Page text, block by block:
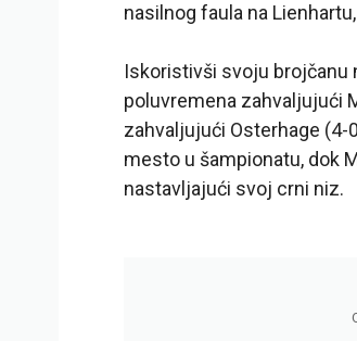
nasilnog faula na
Iskoristivši svoju brojčanu
poluvremena zahvaljujući
zahvaljujući Osterhage (4-
mesto u šampionatu, dok
nastavljajući svoj crni niz.